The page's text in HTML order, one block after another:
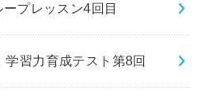
プレッスン4回目
学習力育成テスト第8回